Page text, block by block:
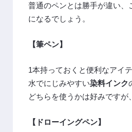
普通のペンとは勝手が違い、
になるでしょう。
【筆ペン】
1本持っておくと便利なアイテ
水でにじみやすい染料インク
どちらを使うかは好みですが
【ドローイングペン】